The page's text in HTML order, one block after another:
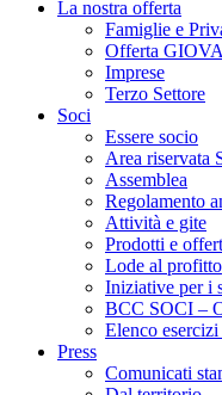
La nostra offerta
Famiglie e
Offerta
Imprese
Terzo Settore
Soci
Essere socio
Area riservata
Assemblea
Regolamento
Attività e gite
Prodotti e
Lode al profitto
Iniziative per i
BCC SOCI –
Elenco
Press
Comunicati